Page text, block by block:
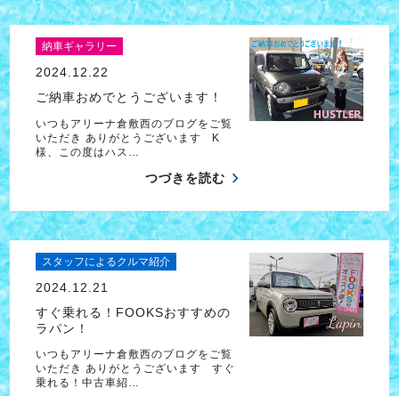
納車ギャラリー
2024.12.22
ご納車おめでとうございます！
いつもアリーナ倉敷西のブログをご覧
いただき ありがとうございます K
様、この度はハス…
つづきを読む
スタッフによるクルマ紹介
2024.12.21
すぐ乗れる！FOOKSおすすめの
ラパン！
いつもアリーナ倉敷西のブログをご覧
いただき ありがとうございます すぐ
乗れる！中古車紹…